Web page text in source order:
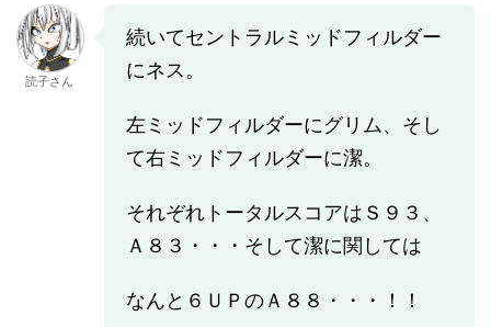
読子さん
続いてセントラルミッドフィルダー
にネス。
左ミッドフィルダーにグリム、そし
て右ミッドフィルダーに潔。
それぞれトータルスコアはＳ９３、
Ａ８３・・・そして潔に関しては
なんと６ＵＰのＡ８８・・・！！